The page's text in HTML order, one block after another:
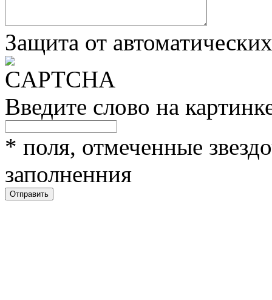
Защита от
Введите слово на
* поля, отмеченные
заполненния